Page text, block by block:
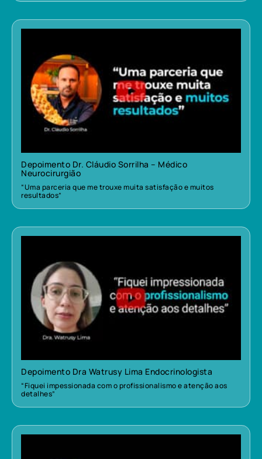
Depoimento Dr. Cláudio Sorrilha – Médico
Neurocirurgião
“Uma parceria que me trouxe muita satisfação e muitos
resultados”
Depoimento Dra Watrusy Lima Endocrinologista
“Fiquei impessionada com o profissionalismo e atenção aos
detalhes”